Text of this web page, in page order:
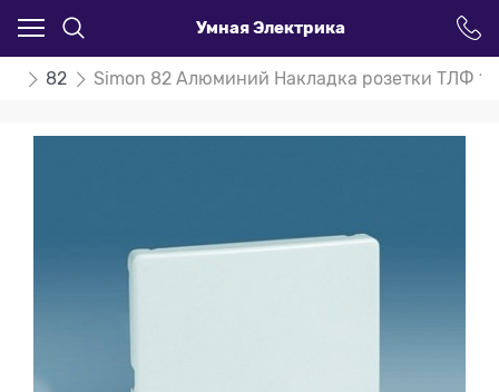
Умная Электрика
82 Simon 82 Алюминий Накладка розетки ТЛФ 1-